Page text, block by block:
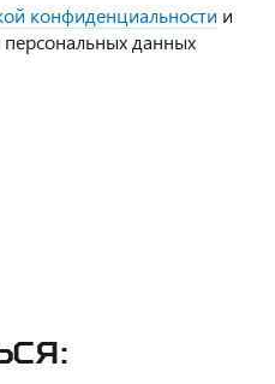
конфиденциальности и
персональных данных